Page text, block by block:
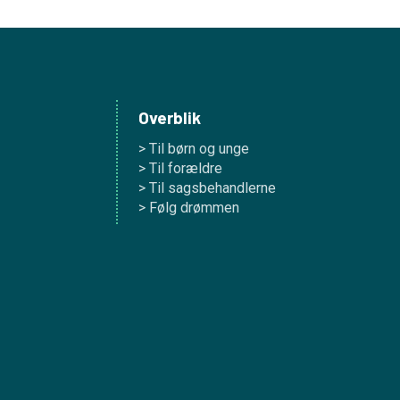
Overblik
> Til børn og unge
> Til forældre
> Til sagsbehandlerne
> Følg drømmen